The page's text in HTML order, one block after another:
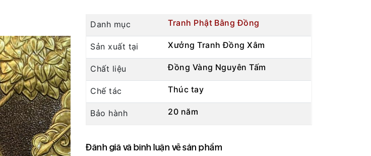
Danh mục Tranh Phật Bằng Đồng
Sản xuất tại Xưởng Tranh Đồng Xâm
Chất liệu Đồng Vàng Nguyên Tấm
Chế tác Thúc tay
Bảo hành 20 năm
Đánh giá và bình luận về sản phẩm